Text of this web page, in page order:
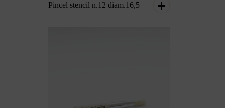
Pincel stencil n.12 diam.16,5